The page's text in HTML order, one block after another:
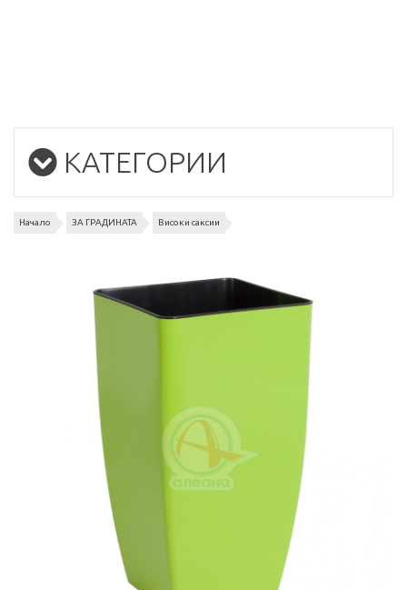
КАТЕГОРИИ
Начало ЗА ГРАДИНАТА Високи саксии